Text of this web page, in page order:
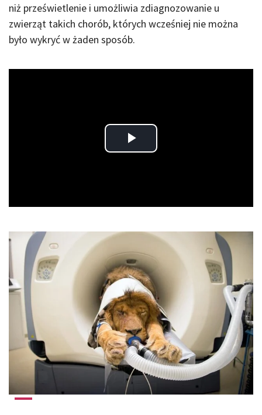
niż prześwietlenie i umożliwia zdiagnozowanie u
zwierząt takich chorób, których wcześniej nie można
było wykryć w żaden sposób.
Play